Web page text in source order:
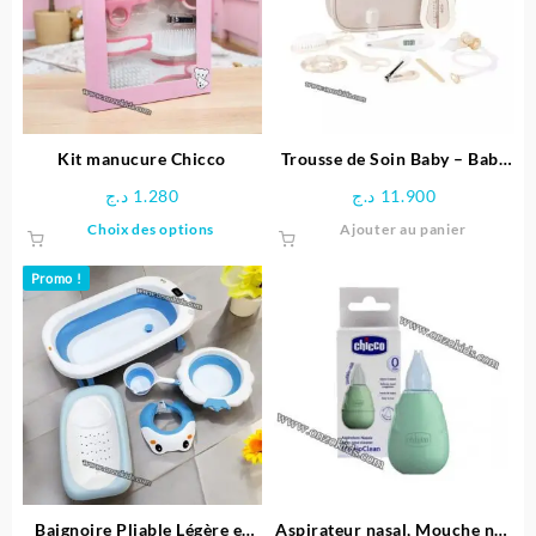
peuvent
être
sur
Kit manucure Chicco
1.280 د.ج
Choix des options
a
plusieurs
variations.
Les
options
peuvent
être
choisies
sur
la
page
Trousse de Soin Baby – Baby
11.900 د.ج
Ajouter au panier
Promo !
Baignoire Pliable Légère et
Aspirateur nasal, Mouche nez